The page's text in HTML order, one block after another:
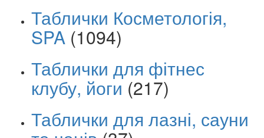
Таблички Косметологія,
SPA (1094)
Таблички для фітнес
клубу, йоги (217)
Таблички для лазні, сауни